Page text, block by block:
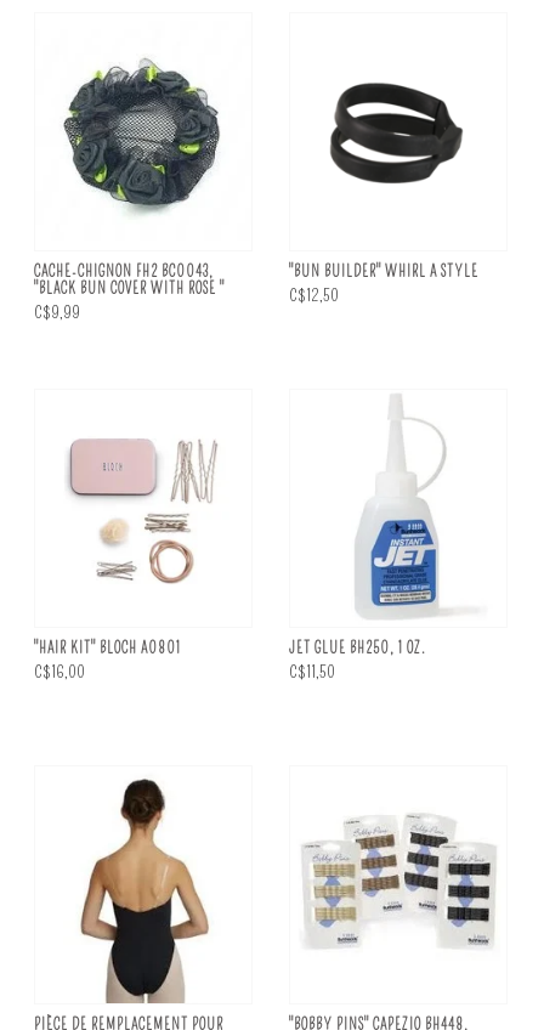
CACHE-CHIGNON FH2 BC0043,
''BLACK BUN COVER WITH ROSE "
C$9,99
"BUN BUILDER" WHIRL A STYLE
C$12,50
"HAIR KIT" BLOCH A0801
C$16,00
JET GLUE BH250, 1 OZ.
C$11,50
PIÈCE DE REMPLACEMENT POUR
"BOBBY PINS" CAPEZIO BH448,